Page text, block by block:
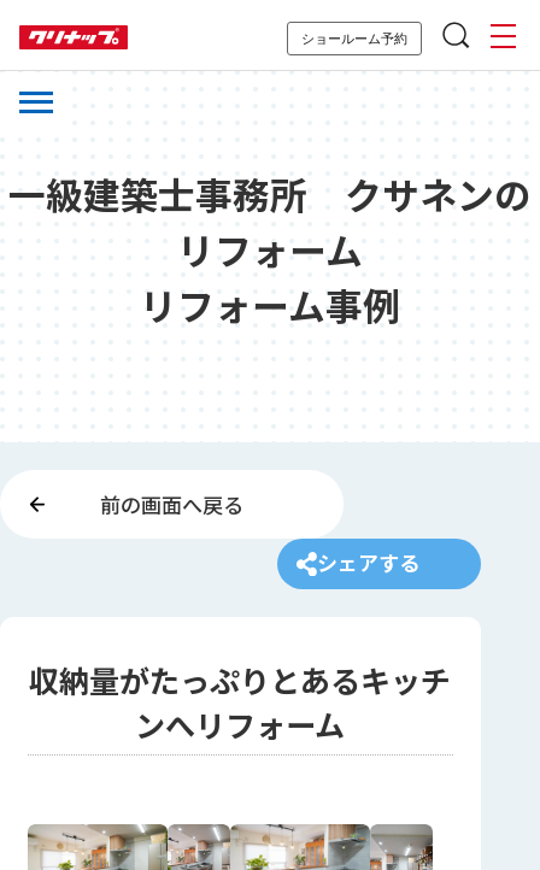
ショールーム予約
一級建築士事務所 クサネンの
リフォーム
リフォーム事例
前の画面へ戻る
シェアする
収納量がたっぷりとあるキッチ
ンへリフォーム